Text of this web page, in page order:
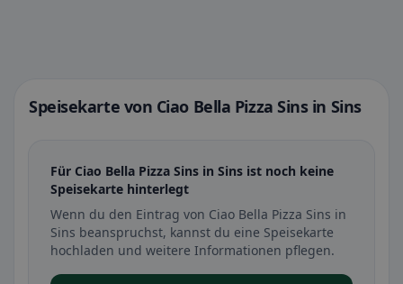
Speisekarte von Ciao Bella Pizza Sins in Sins
Für Ciao Bella Pizza Sins in Sins ist noch keine
Speisekarte hinterlegt
Wenn du den Eintrag von Ciao Bella Pizza Sins in
Sins beanspruchst, kannst du eine Speisekarte
hochladen und weitere Informationen pflegen.